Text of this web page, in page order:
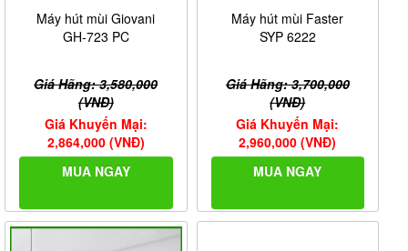
Máy hút mùi Giovani
GH-723 PC
Giá Hãng: 3,580,000
(VNĐ)
Giá Khuyến Mại:
2,864,000 (VNĐ)
MUA NGAY
Máy hút mùi Faster
SYP 6222
Giá Hãng: 3,700,000
(VNĐ)
Giá Khuyến Mại:
2,960,000 (VNĐ)
MUA NGAY